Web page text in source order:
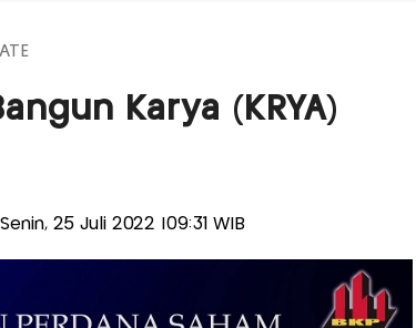
Karya (KRYA)
25 Juli 2022 |09:31 WIB